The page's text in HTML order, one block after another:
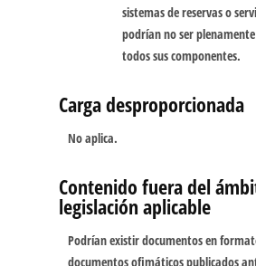
sistemas de reservas o
podrían no ser plenamente
todos sus componentes.
Carga desproporcionada
No aplica.
Contenido fuera del
legislación aplicable
Podrían existir documentos en
documentos ofimáticos publicados